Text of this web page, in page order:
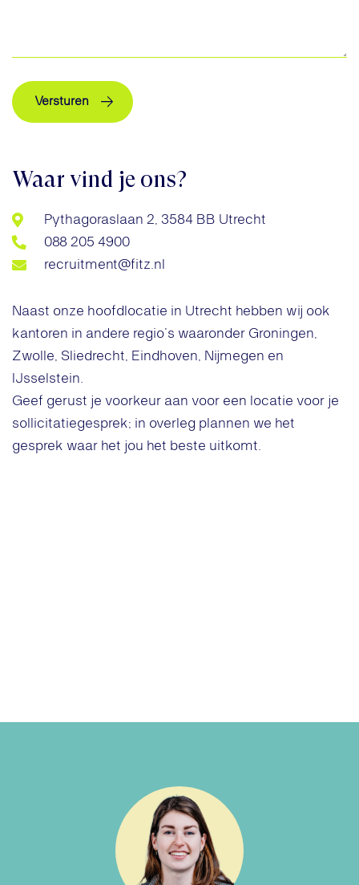
Waar vind je ons?
Pythagoraslaan 2, 3584 BB Utrecht
088 205 4900
recruitment@fitz.nl
Naast onze hoofdlocatie in Utrecht hebben wij ook
kantoren in andere regio’s waaronder Groningen,
Zwolle, Sliedrecht, Eindhoven, Nijmegen en
IJsselstein.
Geef gerust je voorkeur aan voor een locatie voor je
sollicitatiegesprek; in overleg plannen we het
gesprek waar het jou het beste uitkomt.
Versturen